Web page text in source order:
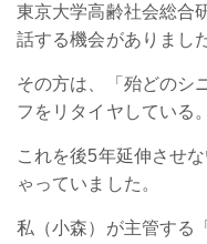
東京大学高齢社会総合
話する機会がありまし
その方は、「殆どのシ
フをリタイヤしている。
これを後5年延伸させ
ゃっていました。
私（小森）が主管する